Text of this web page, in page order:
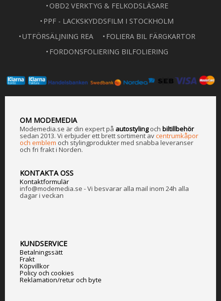
OBD2 VERKTYG & FELKODSLÄSARE
PPF - LACKSKYDDSFILM I STOCKHOLM
UTFÖRSÄLJNING REA
FOLIERA BIL FÄRGKARTOR
FORDONSFOLIERING BILFOLIERING
OM MODEMEDIA
Modemedia.se är din expert på autostylingoch biltillbehör
sedan 2013. Vi erbjuder ett brett sortiment avcentrumkåpor
och emblem och stylingprodukter med snabba leveranser
och fri frakt i Norden.
KONTAKTA OSS
Kontaktformulär
info@modemedia.se - Vi besvarar alla mail inom 24h alla
dagar i veckan
KUNDSERVICE
Betalningssätt
Frakt
Köpvillkor
Policy och cookies
Reklamation/retur och byte